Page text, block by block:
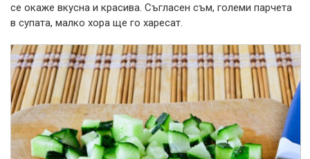
се окаже вкусна и красива. Съгласен съм, големи парчета
в супата, малко хора ще го харесат.